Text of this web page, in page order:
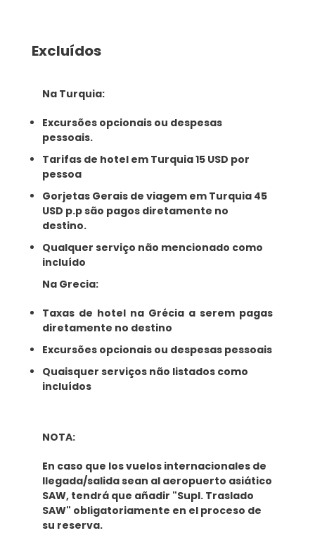
Excluídos
Na Turquia:
Excursões opcionais ou despesas
pessoais.
Tarifas de hotel em Turquia 15 USD por
pessoa
Gorjetas Gerais de viagem em Turquia 45
USD p.p são pagos diretamente no
destino.
Qualquer serviço não mencionado como
incluído
Na Grecia:
Taxas de hotel na Grécia a serem pagas
diretamente no destino
Excursões opcionais ou despesas pessoais
Quaisquer serviços não listados como
incluídos
NOTA:
En caso que los vuelos internacionales de
llegada/salida sean al aeropuerto asiático
SAW, tendrá que añadir "Supl. Traslado
SAW" obligatoriamente en el proceso de
su reserva.